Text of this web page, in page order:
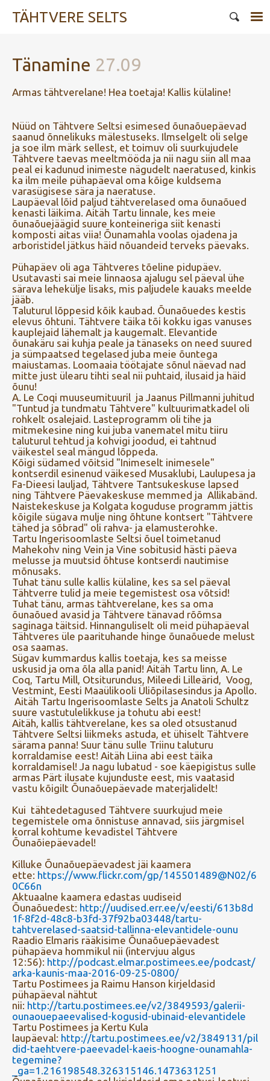
TÄHTVERE SELTS
Tänamine 27.09
Armas tähtverelane! Hea toetaja! Kallis külaline!
Nüüd on Tähtvere Seltsi esimesed õunaõuepäevad
saanud õnnelikuks mälestuseks. Ilmselgelt oli selge
ja soe ilm märk sellest, et toimuv oli suurkujudele
Tähtvere taevas meeltmööda ja nii nagu siin all maa
peal ei kadunud inimeste nägudelt naeratused, kinkis
ka ilm meile pühapäeval oma kõige kuldsema
varasügisese sära ja naeratuse.
Laupäeval lõid paljud tähtverelased oma õunaõued
kenasti läikima. Aitäh Tartu linnale, kes meie
õunaõuejäägid suure konteineriga siit kenasti
komposti aitas viia! Õunamahla voolas ojadena ja
arboristidel jätkus häid nõuandeid terveks päevaks.
Pühapäev oli aga Tähtveres tõeline pidupäev.
Usutavasti sai meie linnaosa ajalugu sel päeval ühe
särava lehekülje lisaks, mis paljudele kauaks meelde
jääb.
Taluturul lõppesid kõik kaubad. Õunaõuedes kestis
elevus õhtuni. Tähtvere täika tõi kokku igas vanuses
kauplejaid lähemalt ja kaugemalt. Elevantide
õunakäru sai kuhja peale ja tänaseks on need suured
ja sümpaatsed tegelased juba meie õuntega
maiustamas. Loomaaia töötajate sõnul näevad nad
mitte just ülearu tihti seal nii puhtaid, ilusaid ja häid
õunu!
A. Le Coqi muuseumituuril ja Jaanus Pillmanni juhitud
"Tuntud ja tundmatu Tähtvere" kultuurimatkadel oli
rohkelt osalejaid. Lasteprogramm oli tihe ja
mitmekesine ning kui juba vanematel mitu tiiru
taluturul tehtud ja kohvigi joodud, ei tahtnud
väikestel seal mängud lõppeda.
Kõigi südamed võitsid "Inimeselt inimesele"
kontserdil esinenud väikesed Musaklubi, Laulupesa ja
Fa-Dieesi lauljad, Tähtvere Tantsukeskuse lapsed
ning Tähtvere Päevakeskuse memmed ja Allikabänd.
Naistekeskuse ja Kolgata koguduse programm jättis
kõigile sügava mulje ning õhtune kontsert "Tähtvere
tähed ja sõbrad" oli rahva- ja elamusterohke.
Tartu Ingerisoomlaste Seltsi õuel toimetanud
Mahekohv ning Vein ja Vine sobitusid hästi päeva
melusse ja muutsid õhtuse kontserdi nautimise
mõnusaks.
Tuhat tänu sulle kallis külaline, kes sa sel päeval
Tähtverre tulid ja meie tegemistest osa võtsid!
Tuhat tänu, armas tähtverelane, kes sa oma
õunaõued avasid ja Tähtvere tänavad rõõmsa
saginaga täitsid. Hinnanguliselt oli meid pühapäeval
Tähtveres üle paarituhande hinge õunaõuede melust
osa saamas.
Sügav kummardus kallis toetaja, kes sa meisse
uskusid ja oma õla alla panid! Aitäh Tartu linn, A. Le
Coq, Tartu Mill, Otsiturundus, Mileedi Lilleärid, Voog,
Vestmint, Eesti Maaülikooli Üliõpilasesindus ja Apollo.
Aitäh Tartu Ingerisoomlaste Selts ja Anatoli Schultz
suure vastutulelikkuse ja tohutu abi eest!
Aitäh, kallis tähtverelane, kes sa oled otsustanud
Tähtvere Seltsi liikmeks astuda, et ühiselt Tähtvere
särama panna! Suur tänu sulle Triinu taluturu
korraldamise eest! Aitäh Liina abi eest täika
korraldamisel! Ja nagu lubatud - soe käepigistus sulle
armas Pärt ilusate kujunduste eest, mis vaatasid
vastu kõigilt Õunaõuepäevade materjalidelt!
Kui tähtedetagused Tähtvere suurkujud meie
tegemistele oma õnnistuse annavad, siis järgmisel
korral kohtume kevadistel Tähtvere
Õunaõiepäevadel!
Killuke Õunaõuepäevadest jäi kaamera
ette: https://www.flickr.com/gp/145501489@N02/6
0C66n
Aktuaalne kaamera edastas uudiseid
Õunaõuedest: http://uudised.err.ee/v/eesti/613b8d
1f-8f2d-48c8-b3fd-37f92ba03448/tartu-
tahtverelased-saatsid-tallinna-elevantidele-ounu
Raadio Elmaris rääkisime Õunaõuepäevadest
pühapäeva hommikul nii (intervjuu algus
12:56): http://podcast.elmar.postimees.ee/podcast/
arka-kaunis-maa-2016-09-25-0800/
Tartu Postimees ja Raimu Hanson kirjeldasid
pühapäeval nähtut
nii: http://tartu.postimees.ee/v2/3849593/galerii-
ounaouepaeevalised-kogusid-ubinaid-elevantidele
Tartu Postimees ja Kertu Kula
laupäeval: http://tartu.postimees.ee/v2/3849131/pil
did-taehtvere-paeevadel-kaeis-hoogne-ounamahla-
tegemine?
_ga=1.216198548.326315146.1473631251